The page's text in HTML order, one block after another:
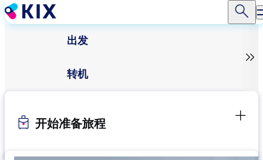
跳
转
出发
转机

开始准备旅程